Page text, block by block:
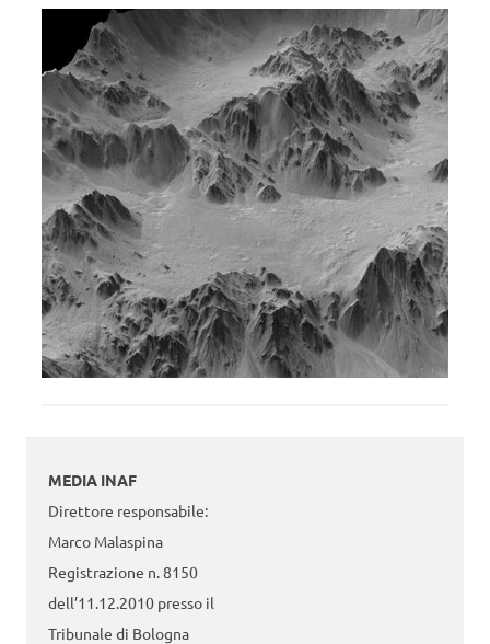
MEDIA INAF
Direttore responsabile:
Marco Malaspina
Registrazione n. 8150
dell’11.12.2010 presso il
Tribunale di Bologna